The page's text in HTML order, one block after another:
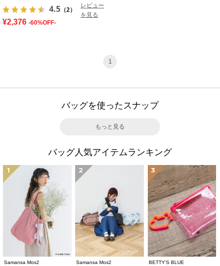
4.5 （2）
レビュー
を見る
¥2,376 -60%OFF-
1
バッグを使ったスナップ
もっと見る
バッグ人気アイテムランキング
1
Samansa Mos2
2
Samansa Mos2
3
BETTY'S BLUE